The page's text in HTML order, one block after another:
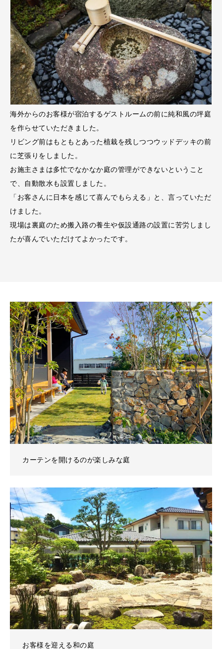
海外からのお客様が宿泊するゲストルームの前に純和風の坪庭
を作らせていただきました。
リビング前はもともとあった植栽を残しつつウッドデッキの前
に芝張りをしました。
お施主さまは多忙でなかなか庭の管理ができないということ
で、自動散水も設置しました。
「お客さんに日本を感じて喜んでもらえる」と、言っていただ
けました。
現場は裏庭のため搬入路の養生や仮設通路の設置に苦労しまし
たが喜んでいただけてよかったです。
カーテンを開けるのが楽しみな庭
お客様を迎える和の庭